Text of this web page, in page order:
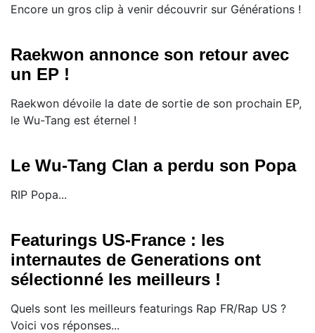
Encore un gros clip à venir découvrir sur Générations !
Raekwon annonce son retour avec
un EP !
Raekwon dévoile la date de sortie de son prochain EP,
le Wu-Tang est éternel !
Le Wu-Tang Clan a perdu son Popa
RIP Popa...
Featurings US-France : les
internautes de Generations ont
sélectionné les meilleurs !
Quels sont les meilleurs featurings Rap FR/Rap US ?
Voici vos réponses...